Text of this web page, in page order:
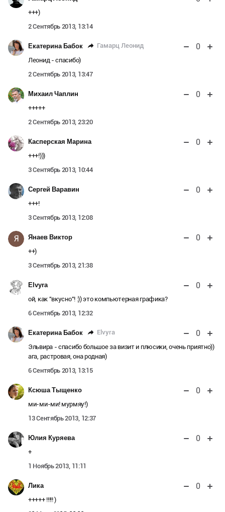
+++)
2 Сентябрь 2013, 13:14
Екатерина Бабок Гамарц Леонид 0
Леонид - спасибо)
2 Сентябрь 2013, 13:47
Михаил Чаплин 0
+++++
2 Сентябрь 2013, 23:20
Касперская Марина 0
+++!)))
3 Сентябрь 2013, 10:44
Сергей Варавин 0
+++!
3 Сентябрь 2013, 12:08
Я Янаев Виктор 0
++)
3 Сентябрь 2013, 21:38
Elvyra 0
ой, как "вкусно"! :)) это компьютерная графика?
6 Сентябрь 2013, 12:32
Екатерина Бабок Elvyra 0
Эльвира - спасибо большое за визит и плюсики, очень приятно))
ага, растровая, она родная)
6 Сентябрь 2013, 13:15
Ксюша Тыщенко 0
ми-ми-ми! мурмяу!)
13 Сентябрь 2013, 12:37
Юлия Куряева 0
+
1 Ноябрь 2013, 11:11
Лика 0
+++++ !!!!! )